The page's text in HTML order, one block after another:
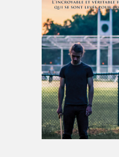
Espace médias